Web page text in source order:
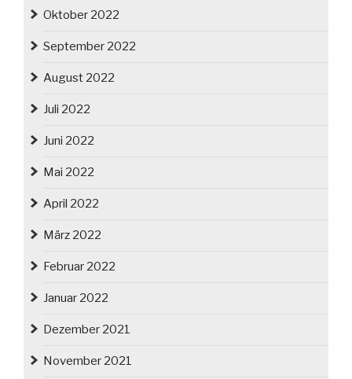
Oktober 2022
September 2022
August 2022
Juli 2022
Juni 2022
Mai 2022
April 2022
März 2022
Februar 2022
Januar 2022
Dezember 2021
November 2021